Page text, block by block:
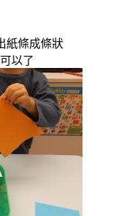
紙條成條狀
以了